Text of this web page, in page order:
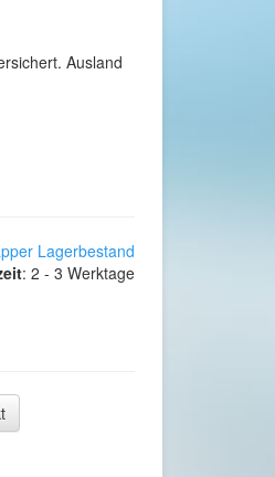
Ausland
Lagerbestand
: 2 - 3 Werktage